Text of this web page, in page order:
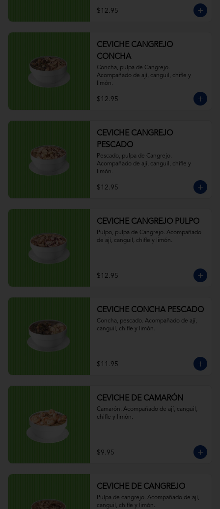
$12.95
CEVICHE CANGREJO
CONCHA
Concha, pulpa de Cangrejo.
Acompañado de ají, canguil, chifle y
limón.
$12.95
CEVICHE CANGREJO
PESCADO
Pescado, pulpa de Cangrejo.
Acompañado de ají, canguil, chifle y
limón.
$12.95
CEVICHE CANGREJO PULPO
Pulpo, pulpa de Cangrejo. Acompañado
de ají, canguil, chifle y limón.
$12.95
CEVICHE CONCHA PESCADO
Concha, pescado. Acompañado de ají,
canguil, chifle y limón.
$11.95
CEVICHE DE CAMARÓN
Camarón. Acompañado de ají, canguil,
chifle y limón.
$9.95
CEVICHE DE CANGREJO
Pulpa de cangrejo. Acompañado de ají,
canguil, chifle y limón.